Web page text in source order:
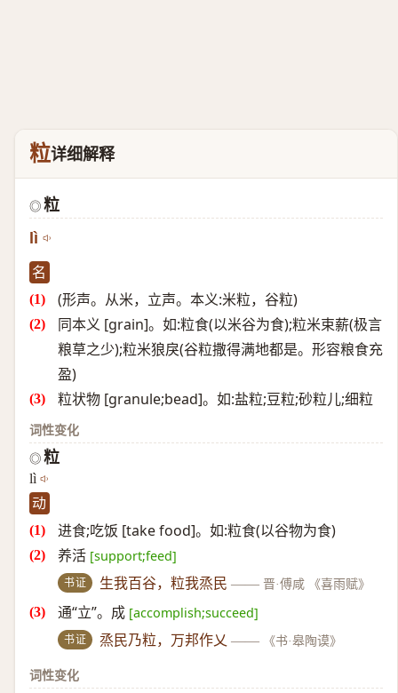
粒详细解释
◎ 粒
lì
名
(形声。从米，立声。本义:米粒，谷粒)
同本义 [grain]。如:粒食(以米谷为食);粒米束薪(极言
粮草之少);粒米狼戾(谷粒撒得满地都是。形容粮食充
盈)
粒状物 [granule;bead]。如:盐粒;豆粒;砂粒儿;细粒
词性变化
◎ 粒
lì
动
进食;吃饭 [take food]。如:粒食(以谷物为食)
养活 [support;feed]
书证 生我百谷，粒我烝民 —— 晋·傅咸 《喜雨赋》
通“立”。成 [accomplish;succeed]
书证 烝民乃粒，万邦作乂 —— 《书·皋陶谟》
词性变化